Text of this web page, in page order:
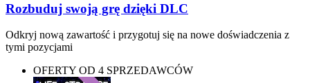
Rozbuduj swoją grę dzięki DLC
Odkryj nową zawartość i przygotuj się na nowe doświadczenia z
tymi pozycjami
OFERTY OD 4 SPRZEDAWCÓW